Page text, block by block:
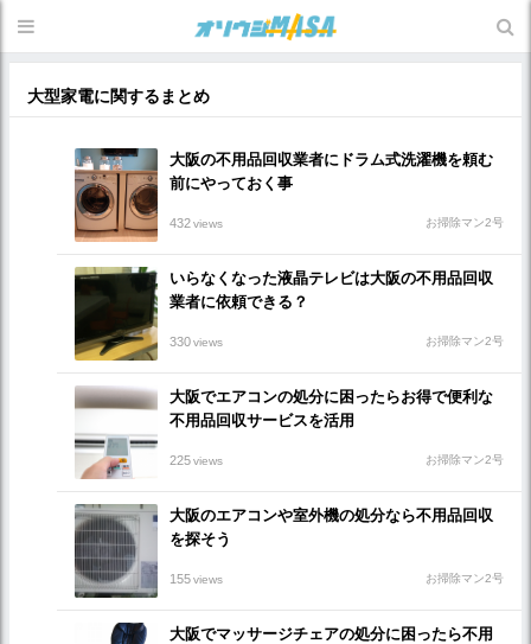
大型家電に関するまとめ
大阪の不用品回収業者にドラム式洗濯機を頼む
前にやっておく事
432views お掃除マン2号
いらなくなった液晶テレビは大阪の不用品回収
業者に依頼できる？
330views お掃除マン2号
大阪でエアコンの処分に困ったらお得で便利な
不用品回収サービスを活用
225views お掃除マン2号
大阪のエアコンや室外機の処分なら不用品回収
を探そう
155views お掃除マン2号
大阪でマッサージチェアの処分に困ったら不用